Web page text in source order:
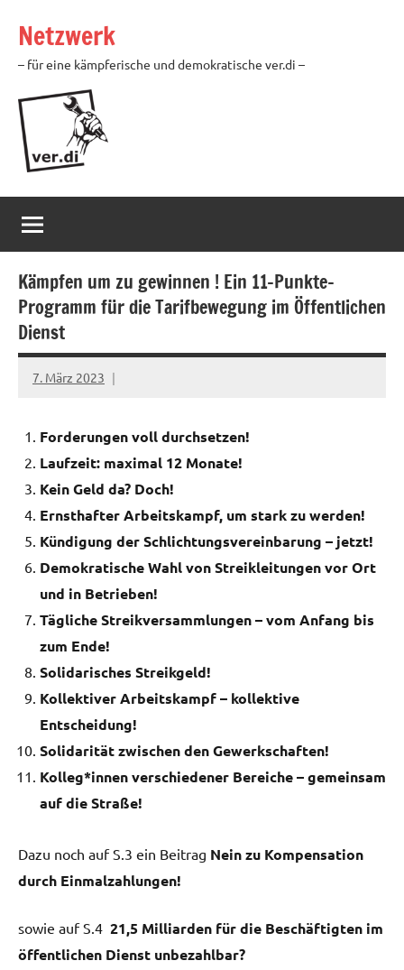
Inhalt
springen
Netzwerk
– für eine kämpferische und demokratische ver.di –
Kämpfen um zu gewinnen ! Ein 11-Punkte-
Programm für die Tarifbewegung im Öffentlichen
Dienst
7. März 2023
alexander
Forderungen voll durchsetzen!
Laufzeit: maximal 12 Monate!
Kein Geld da? Doch!
Ernsthafter Arbeitskampf, um stark zu werden!
Kündigung der Schlichtungsvereinbarung – jetzt!
Demokratische Wahl von Streikleitungen vor Ort
und in Betrieben!
Tägliche Streikversammlungen – vom Anfang bis
zum Ende!
Solidarisches Streikgeld!
Kollektiver Arbeitskampf – kollektive
Entscheidung!
Solidarität zwischen den Gewerkschaften!
Kolleg*innen verschiedener Bereiche – gemeinsam
auf die Straße!
Dazu noch auf S.3 ein Beitrag Nein zu Kompensation
durch Einmalzahlungen!
sowie auf S.4 21,5 Milliarden für die Beschäftigten im
öffentlichen Dienst unbezahlbar?